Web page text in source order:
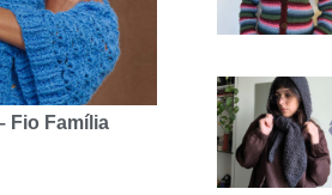
Fio Família